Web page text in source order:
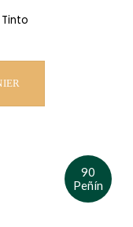
90
Peñín